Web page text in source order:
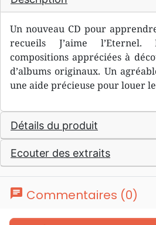
Un nouveau CD pour
recueils J’aime l’Eternel.
compositions appréciées à
d’albums originaux. Un
une aide précieuse pour louer
Détails du produit
Ecouter des extraits
chat Commentaires (0)